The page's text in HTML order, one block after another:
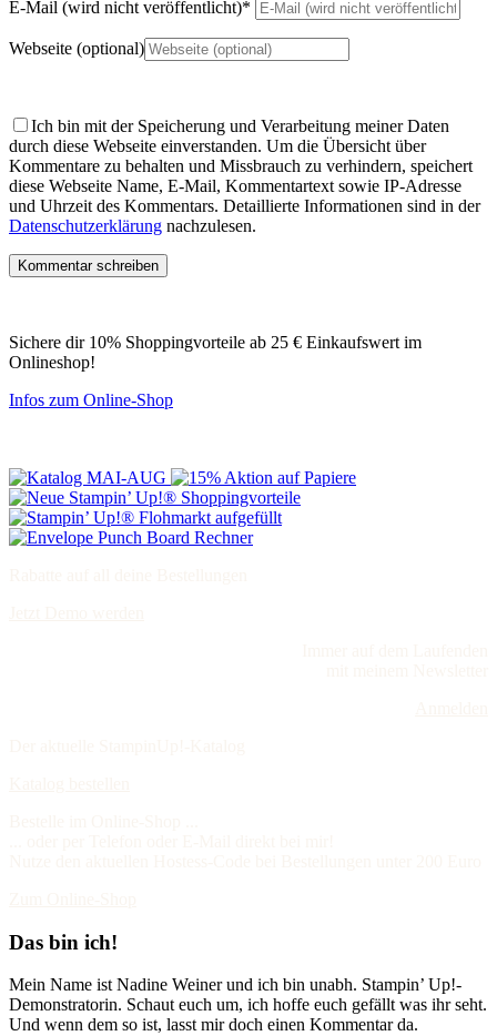
E-Mail (wird nicht veröffentlicht)*
Webseite (optional)
Ich bin mit der Speicherung und Verarbeitung meiner Daten
durch diese Webseite einverstanden. Um die Übersicht über
Kommentare zu behalten und Missbrauch zu verhindern, speichert
diese Webseite Name, E-Mail, Kommentartext sowie IP-Adresse
und Uhrzeit des Kommentars. Detaillierte Informationen sind in der
Datenschutzerklärung nachzulesen.
Sichere dir 10% Shoppingvorteile ab 25 € Einkaufswert im
Onlineshop!
Infos zum Online-Shop
Das bin ich!
Mein Name ist Nadine Weiner und ich bin unabh. Stampin’ Up!-
Demonstratorin. Schaut euch um, ich hoffe euch gefällt was ihr seht.
Und wenn dem so ist, lasst mir doch einen Kommentar da.